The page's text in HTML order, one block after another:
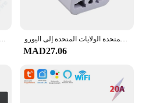
أسود الاتحاد الأوروبي محول القابس الدولي العالمي الاتحاد الأفريقي المملكة المتحدة الولايات المتحدة إلى اليورو KR RU الفرنسية محول السفر محول كهربائي مقبس الطاقة
MAD27.06